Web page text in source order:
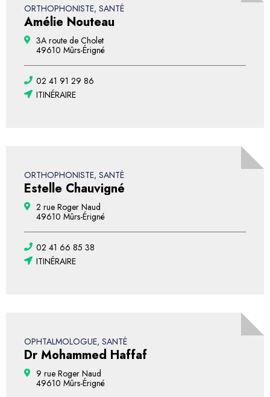
ORTHOPHONISTE, SANTÉ
Amélie Nouteau
3A route de Cholet
49610 Mûrs-Érigné
02 41 91 29 86
ITINÉRAIRE
ORTHOPHONISTE, SANTÉ
Estelle Chauvigné
2 rue Roger Naud
49610 Mûrs-Érigné
02 41 66 85 38
ITINÉRAIRE
OPHTALMOLOGUE, SANTÉ
Dr Mohammed Haffaf
9 rue Roger Naud
49610 Mûrs-Érigné